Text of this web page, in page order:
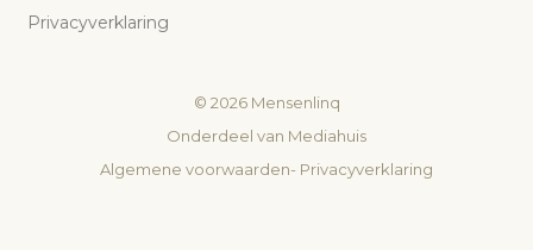
Privacyverklaring
© 2026Mensenlinq
Onderdeel van Mediahuis
Algemene voorwaarden- Privacyverklaring